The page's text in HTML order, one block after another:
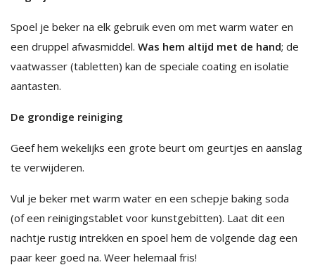
Spoel je beker na elk gebruik even om met warm water en
een druppel afwasmiddel. Was hem altijd met de hand; de
vaatwasser (tabletten) kan de speciale coating en isolatie
aantasten.
De grondige reiniging
Geef hem wekelijks een grote beurt om geurtjes en aanslag
te verwijderen.
Vul je beker met warm water en een schepje baking soda
(of een reinigingstablet voor kunstgebitten). Laat dit een
nachtje rustig intrekken en spoel hem de volgende dag een
paar keer goed na. Weer helemaal fris!